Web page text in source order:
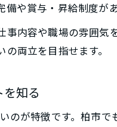
や賞与・昇給制度が
事内容や職場の雰囲
両立を目指せます。
知る
のが特徴です。柏市